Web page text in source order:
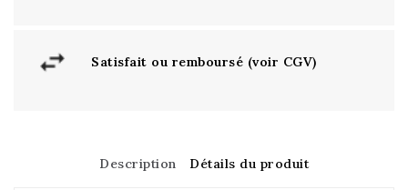
Satisfait ou remboursé (voir CGV)
Description Détails du produit